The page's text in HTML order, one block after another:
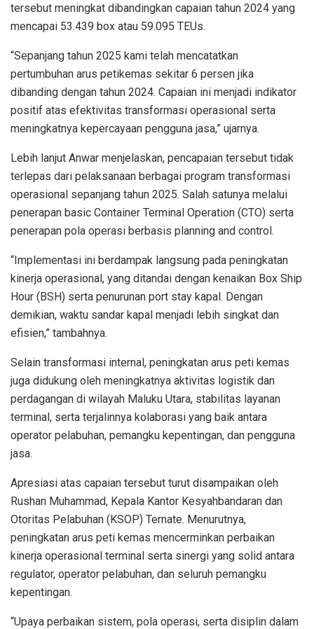
tersebut meningkat dibandingkan capaian tahun 2024 yang
mencapai 53.439 box atau 59.095 TEUs.
“Sepanjang tahun 2025 kami telah mencatatkan
pertumbuhan arus petikemas sekitar 6 persen jika
dibanding dengan tahun 2024. Capaian ini menjadi indikator
positif atas efektivitas transformasi operasional serta
meningkatnya kepercayaan pengguna jasa,” ujarnya.
Lebih lanjut Anwar menjelaskan, pencapaian tersebut tidak
terlepas dari pelaksanaan berbagai program transformasi
operasional sepanjang tahun 2025. Salah satunya melalui
penerapan basic Container Terminal Operation (CTO) serta
penerapan pola operasi berbasis planning and control.
“Implementasi ini berdampak langsung pada peningkatan
kinerja operasional, yang ditandai dengan kenaikan Box Ship
Hour (BSH) serta penurunan port stay kapal. Dengan
demikian, waktu sandar kapal menjadi lebih singkat dan
efisien,” tambahnya.
Selain transformasi internal, peningkatan arus peti kemas
juga didukung oleh meningkatnya aktivitas logistik dan
perdagangan di wilayah Maluku Utara, stabilitas layanan
terminal, serta terjalinnya kolaborasi yang baik antara
operator pelabuhan, pemangku kepentingan, dan pengguna
jasa.
Apresiasi atas capaian tersebut turut disampaikan oleh
Rushan Muhammad, Kepala Kantor Kesyahbandaran dan
Otoritas Pelabuhan (KSOP) Ternate. Menurutnya,
peningkatan arus peti kemas mencerminkan perbaikan
kinerja operasional terminal serta sinergi yang solid antara
regulator, operator pelabuhan, dan seluruh pemangku
kepentingan.
“Upaya perbaikan sistem, pola operasi, serta disiplin dalam